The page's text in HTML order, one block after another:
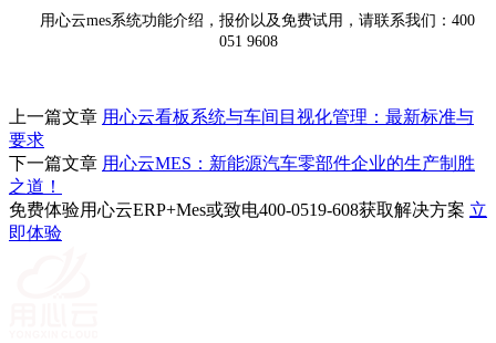
用心云mes系统功能介绍，报价以及免费试用，请联系我们：400
051 9608
上一篇文章 用心云看板系统与车间目视化管理：最新标准与
要求
下一篇文章 用心云MES：新能源汽车零部件企业的生产制胜
之道！
免费体验用心云ERP+Mes或致电400-0519-608获取解决方案 立
即体验